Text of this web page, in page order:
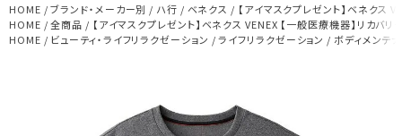
HOME
ブランド・メーカー別 ハ行 ベネクス
【アイマスクプレゼント】ベネクス
HOME
全商品
【アイマスクプレゼント】ベネクス VENEX 【一般医療機器】リカバ
HOME
ビューティ・ライフリラクゼーション ライフリラクゼーション ボディメンテ